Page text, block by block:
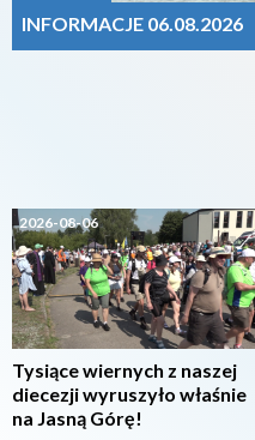
INFORMACJE 06.08.2026
2026-08-06
Tysiące wiernych z naszej
diecezji wyruszyło właśnie
na Jasną Górę!